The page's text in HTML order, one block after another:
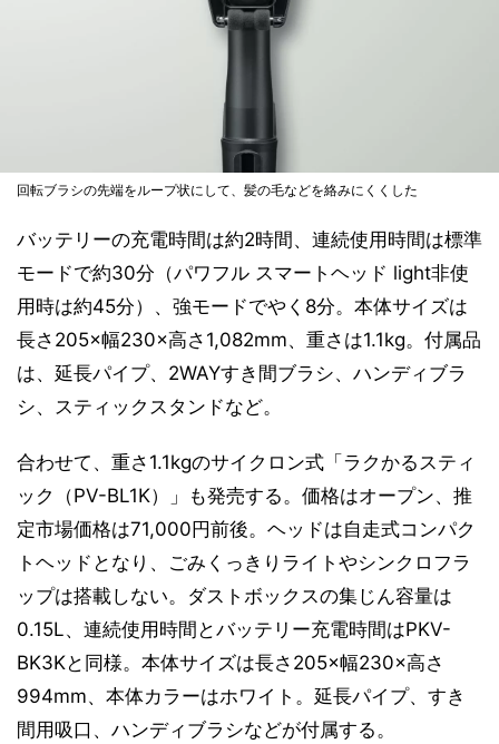
回転ブラシの先端をループ状にして、髪の毛などを絡みにくくした
バッテリーの充電時間は約2時間、連続使用時間は標準
モードで約30分（パワフル スマートヘッド light非使
用時は約45分）、強モードでやく8分。本体サイズは
長さ205×幅230×高さ1,082mm、重さは1.1kg。付属品
は、延長パイプ、2WAYすき間ブラシ、ハンディブラ
シ、スティックスタンドなど。
合わせて、重さ1.1kgのサイクロン式「ラクかるスティ
ック（PV-BL1K）」も発売する。価格はオープン、推
定市場価格は71,000円前後。ヘッドは自走式コンパク
トヘッドとなり、ごみくっきりライトやシンクロフラ
ップは搭載しない。ダストボックスの集じん容量は
0.15L、連続使用時間とバッテリー充電時間はPKV-
BK3Kと同様。本体サイズは長さ205×幅230×高さ
994mm、本体カラーはホワイト。延長パイプ、すき
間用吸口、ハンディブラシなどが付属する。